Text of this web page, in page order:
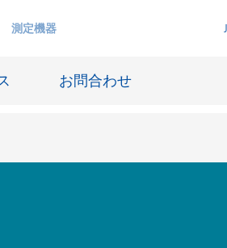
測定機器
お問合わせ